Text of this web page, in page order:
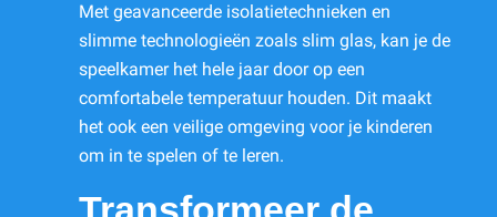
Met geavanceerde isolatietechnieken en
slimme technologieën zoals slim glas, kan je de
speelkamer het hele jaar door op een
comfortabele temperatuur houden. Dit maakt
het ook een veilige omgeving voor je kinderen
om in te spelen of te leren.